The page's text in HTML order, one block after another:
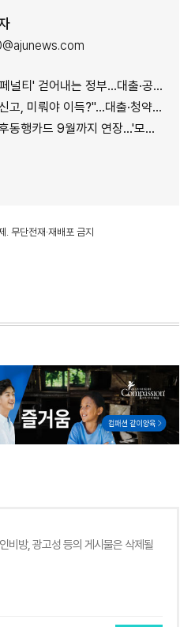
내는 정부…대출·공공임대 불이익 줄인다
야 이득?"…대출·청약·세금 따져보니
지 연장…'모두의카드' 갈아탈 땐 혜택 따져야
무단전재·재배포 금지